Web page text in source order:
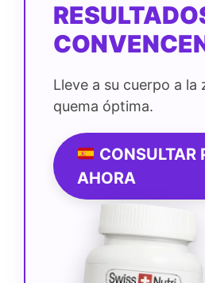
Lleve a su cuerpo a la
quema óptima.
CONSULTAR
AHORA